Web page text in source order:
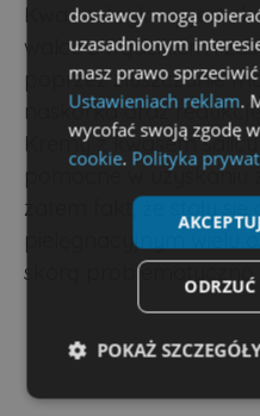
Kwas salicylowy jest
walce z trądzikiem i
poprzez złuszczanie
naskórka oraz
Kremy z kwasem
pomocne w uzyskaniu
zatem fakt, że stały się
pielęgnacyjnym wielu
skórą problematyczną.
dostawcy mogą
uzasadnionym
masz prawo
Ustawieniach reklam.
wycofać swoją zgodę w
cookie. Polityka
POKAŻ
Niezbędne